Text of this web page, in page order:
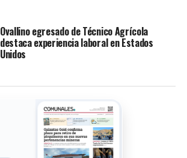
Ovallino egresado de Técnico Agrícola
destaca experiencia laboral en Estados
Unidos